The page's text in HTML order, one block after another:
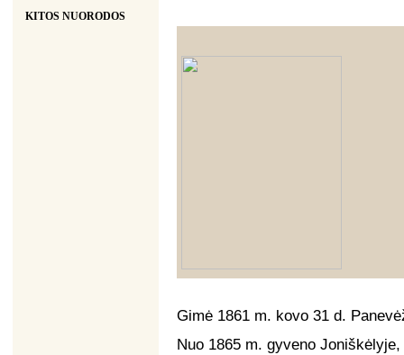
KITOS NUORODOS
Gimė 1861 m. kovo 31 d.
Nuo 1865 m. gyveno